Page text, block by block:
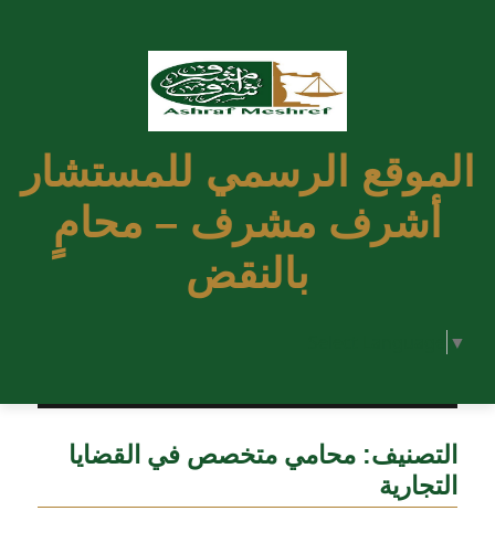
الموقع الرسمي للمستشار
أشرف مشرف – محامٍ
بالنقض
▼
التصنيف:محامي متخصص في القضايا
التجارية